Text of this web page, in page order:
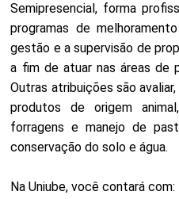
Semipresencial, forma
programas de
gestão e a supervisão de
a fim de atuar nas áreas de
Outras atribuições são
produtos de origem
forragens e manejo de
conservação do solo e água.
Na Uniube, você contará com: